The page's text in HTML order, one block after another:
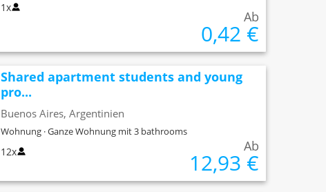
1x
Ab
0,42 €
Shared apartment students and young
pro...
Buenos Aires, Argentinien
Wohnung · Ganze Wohnung mit 3 bathrooms
12x Ab
12,93 €